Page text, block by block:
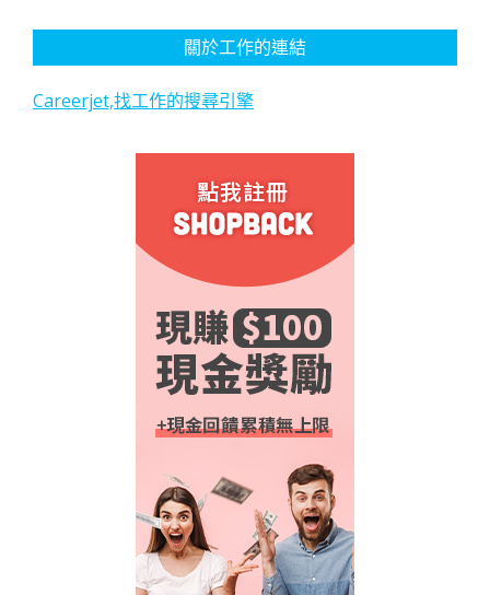
關於工作的連結
Careerjet,找工作的搜尋引擎